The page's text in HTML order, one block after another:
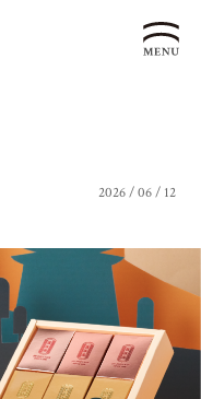
2026 / 06 / 12